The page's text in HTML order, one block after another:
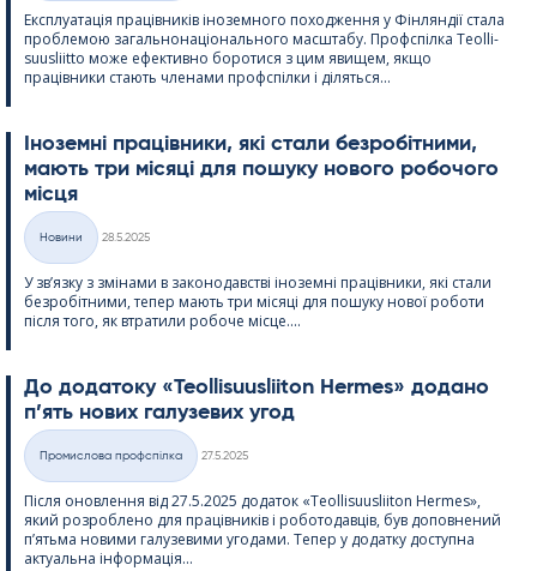
Експлуатація працівників іноземного походження у Фінляндії стала
проблемою загальнонаціонального масштабу. Профспілка Teol­li­
suus­liitto може ефективно боротися з цим явищем, якщо
працівники стають членами профспілки і діляться...
Іноземні працівники, які стали безробітними,
мають три місяці для пошуку нового робочого
місця
Категорії
Новини
28.5.2025
У зв’язку з змінами в законодавстві іноземні працівники, які стали
безробітними, тепер мають три місяці для пошуку нової роботи
після того, як втратили робоче місце....
До додатоку «Teol­li­suus­lii­ton Her­mes» додано
п’ять нових галузевих угод
Категорії
Промислова профспілка
27.5.2025
Після оновлення від 27.5.2025 додаток «Teol­li­suus­lii­ton Her­mes»,
який розроблено для працівників і роботодавців, був доповнений
п’ятьма новими галузевими угодами. Тепер у додатку доступна
актуальна інформація...